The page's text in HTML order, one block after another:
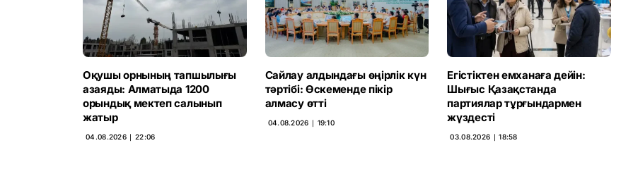
Оқушы орнының тапшылығы
азаяды: Алматыда 1200
орындық мектеп салынып
жатыр
04.08.2026 ∣ 22:06
Сайлау алдындағы өңірлік күн
тәртібі: Өскеменде пікір
алмасу өтті
04.08.2026 ∣ 19:10
Егістіктен емханаға дейін:
Шығыс Қазақстанда
партиялар тұрғындармен
жүздесті
03.08.2026 ∣ 18:58